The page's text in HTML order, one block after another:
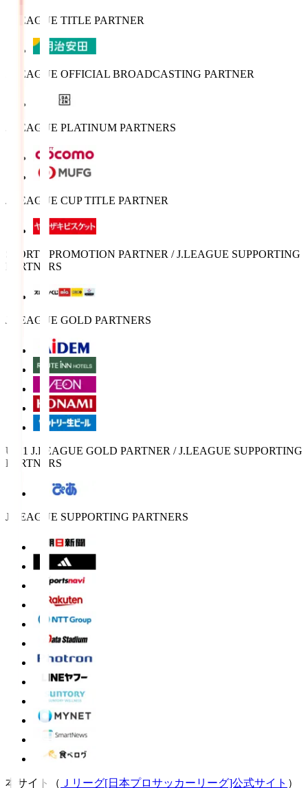
J.LEAGUE TITLE PARTNER
J.LEAGUE OFFICIAL BROADCASTING PARTNER
J.LEAGUE PLATINUM PARTNERS
J.LEAGUE CUP TITLE PARTNER
SPORTS PROMOTION PARTNER / J.LEAGUE SUPPORTING
PARTNERS
J.LEAGUE GOLD PARTNERS
U-21 J.LEAGUE GOLD PARTNER / J.LEAGUE SUPPORTING
PARTNERS
J.LEAGUE SUPPORTING PARTNERS
本サイト（ Ｊリーグ[日本プロサッカーリーグ]公式サイト ）